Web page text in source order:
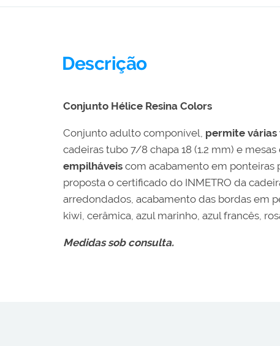
Descrição
Conjunto Hélice Resina Colors
Conjunto adulto componível, permite várias
cadeiras tubo 7/8 chapa 18 (1.2 mm) e
empilháveiscom acabamento em ponteiras
proposta o certificado do INMETRO da
arredondados, acabamento das bordas em
kiwi, cerâmica, azul marinho, azul francês,
Medidas sob consulta.